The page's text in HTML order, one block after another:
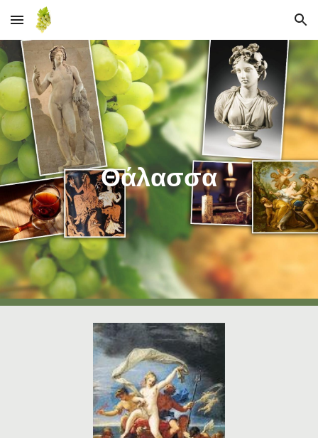
Skip to main content Skip to navigation
Θάλασσα